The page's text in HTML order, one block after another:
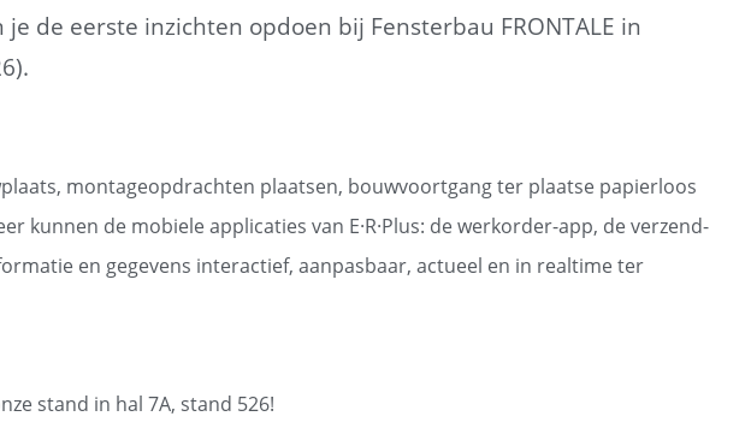
de eerste inzichten opdoen bij Fensterbau FRONTALE in
montageopdrachten plaatsen, bouwvoortgang ter plaatse papierloos
kunnen de mobiele applicaties van E·R·Plus: de werkorder-app, de verzend-
en gegevens interactief, aanpasbaar, actueel en in realtime ter
stand in hal 7A, stand 526!